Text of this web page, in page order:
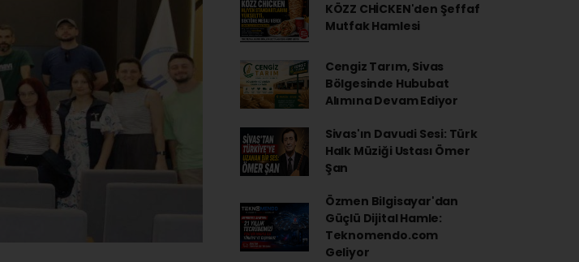
KÖZZ CHİCKEN'den Şeffaf
Mutfak Hamlesi
Cengiz Tarım, Sivas
Bölgesinde Hububat
Alımına Devam Ediyor
Sivas'ın Davudi Sesi: Türk
Halk Müziği Ustası Ömer
Şan
Özmen Bilgisayar'dan
Güçlü Dijital Hamle:
Teknomendo.com
Geliyor